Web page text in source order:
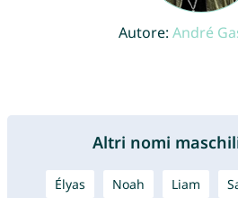
Autore: André
Altri nomi
Élyas Noah Liam